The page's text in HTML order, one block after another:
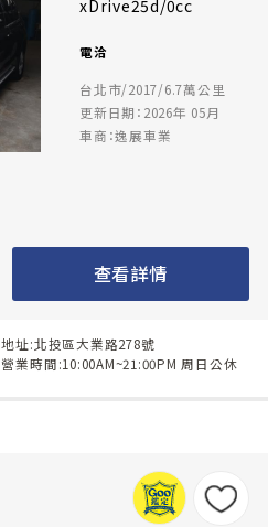
xDrive25d/0cc
電洽
台北市/2017/6.7萬公里
更新日期：2026年 05月
車商：逸展車業
查看詳情
地址:北投區大業路278號
營業時間:10:00AM~21:00PM 周日公休